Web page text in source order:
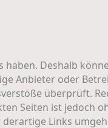
haben. Deshalb
Anbieter oder
überprüft.
Seiten ist jedoch
Links